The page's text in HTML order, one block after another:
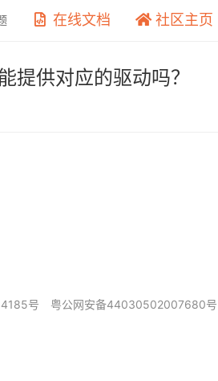
在线文档 社区主页
供对应的驱动吗？
号 粤公网安备44030502007680号